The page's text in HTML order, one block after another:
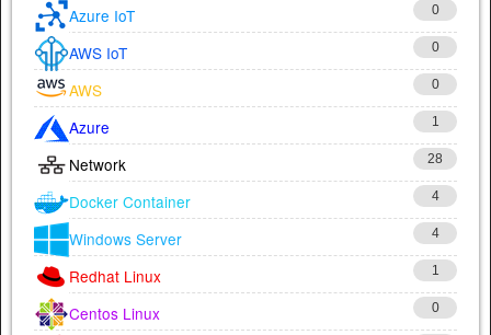
Azure IoT 0
AWS IoT 0
AWS 0
Azure 1
Network 28
Docker Container 4
Windows Server 4
Redhat Linux 1
Centos Linux 0